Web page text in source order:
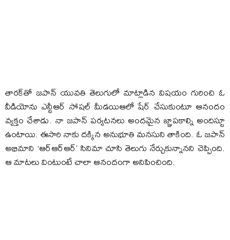
తారక్‌తో జపాన్‌ యువతి తెలుగులో మాట్లాడిన విషయం గురించి ఓ
వీడియోను ఎన్టీఆర్‌ సోషల్‌ మీడయిఆలో షేర్‌ చేసుకుంటూ ఆనందం
వ్యక్తం చేశాడు. నా జపాన్‌ పర్యటనలు అందమైన జ్ఞాపకాల్ని అందిస్టూ
ఉంటాయి. ఈసారి నాకు దక్కిన అనుభూతి మనసుని తాకింది. ఓ జపాన్‌
అభిమాని ‘ఆర్‌ఆర్‌ఆర్‌’ సినిమా చూసి తెలుగు నేర్చుకున్నానని చెప్పింది.
ఆ మాటలు వింటుంటే చాలా ఆనందంగా అనిపించింది.